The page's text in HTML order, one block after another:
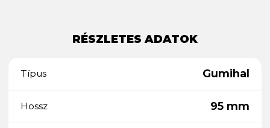
RÉSZLETES ADATOK
Típus Gumihal
Hossz 95 mm